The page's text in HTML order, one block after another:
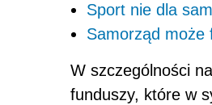
Sport nie dla
Samorząd może
W szczególności
funduszy, które w